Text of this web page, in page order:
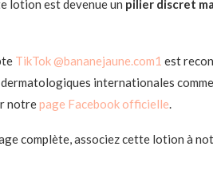
lotion est devenue un pilier discret
TikTok @bananejaune.com1 est
internationales
notrepage Facebook officielle.
complète, associez cette lotion à